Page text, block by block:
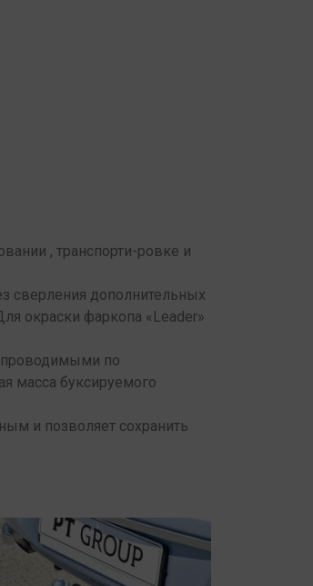
, транспорти-ровке и
сверления дополнительных
окраски фаркопа «Leader»
проводимыми по
масса буксируемого
и позволяет сохранить